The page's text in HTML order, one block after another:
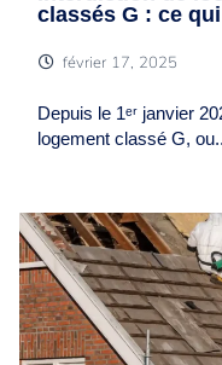
classés G : ce
février 17, 2025
Depuis le 1ᵉʳ janvier
logement classé G,